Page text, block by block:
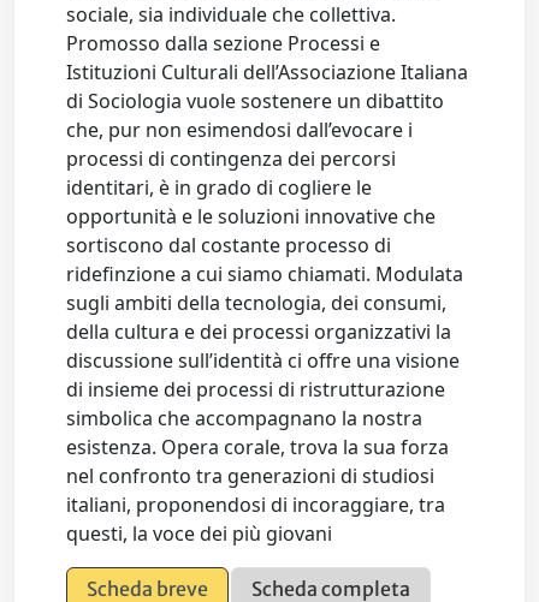
sociale, sia individuale che collettiva.
Promosso dalla sezione Processi e
Istituzioni Culturali dell’Associazione Italiana
di Sociologia vuole sostenere un dibattito
che, pur non esimendosi dall’evocare i
processi di contingenza dei percorsi
identitari, è in grado di cogliere le
opportunità e le soluzioni innovative che
sortiscono dal costante processo di
ridefinzione a cui siamo chiamati. Modulata
sugli ambiti della tecnologia, dei consumi,
della cultura e dei processi organizzativi la
discussione sull’identità ci offre una visione
di insieme dei processi di ristrutturazione
simbolica che accompagnano la nostra
esistenza. Opera corale, trova la sua forza
nel confronto tra generazioni di studiosi
italiani, proponendosi di incoraggiare, tra
questi, la voce dei più giovani
Scheda breve
Scheda completa